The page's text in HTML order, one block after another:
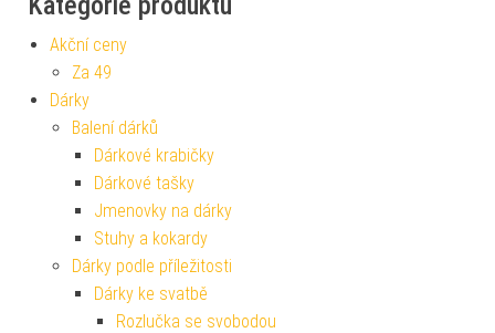
Akční ceny
Za 49
Dárky
Balení dárků
Dárkové krabičky
Dárkové tašky
Jmenovky na dárky
Stuhy a kokardy
Dárky podle příležitosti
Dárky ke svatbě
Rozlučka se svobodou